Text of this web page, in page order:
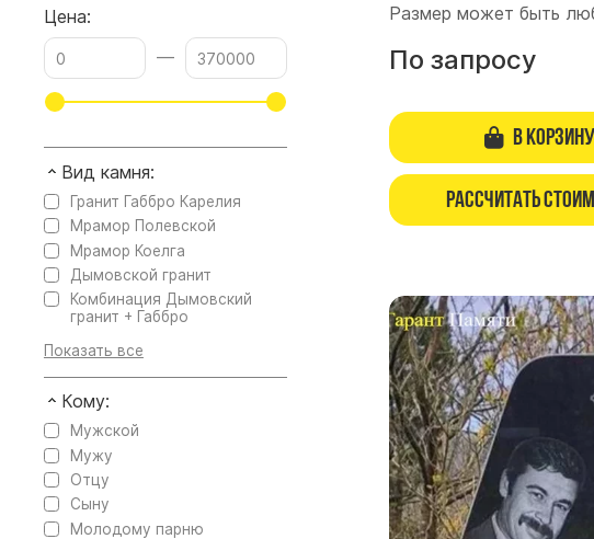
Размер может быть
По запросу
В корзину
Рассчитать
Цена:
—
Вид камня:
Гранит Габбро Карелия
Мрамор Полевской
Мрамор Коелга
Дымовской гранит
Комбинация Дымовский
гранит + Габбро
Кому:
Мужской
Мужу
Отцу
Сыну
Молодому парню